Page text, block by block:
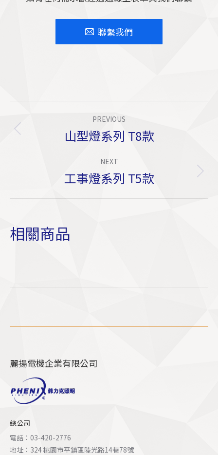
聯繫我們
Navigation
PREVIOUS
Previous
山型燈系列 T8款
NEXT
Next
工事燈系列 T5款
相關商品
麗揚電機企業有限公司
總公司
電話：03-420-2776
地址：324 桃園市平鎮區陸光路14巷78號